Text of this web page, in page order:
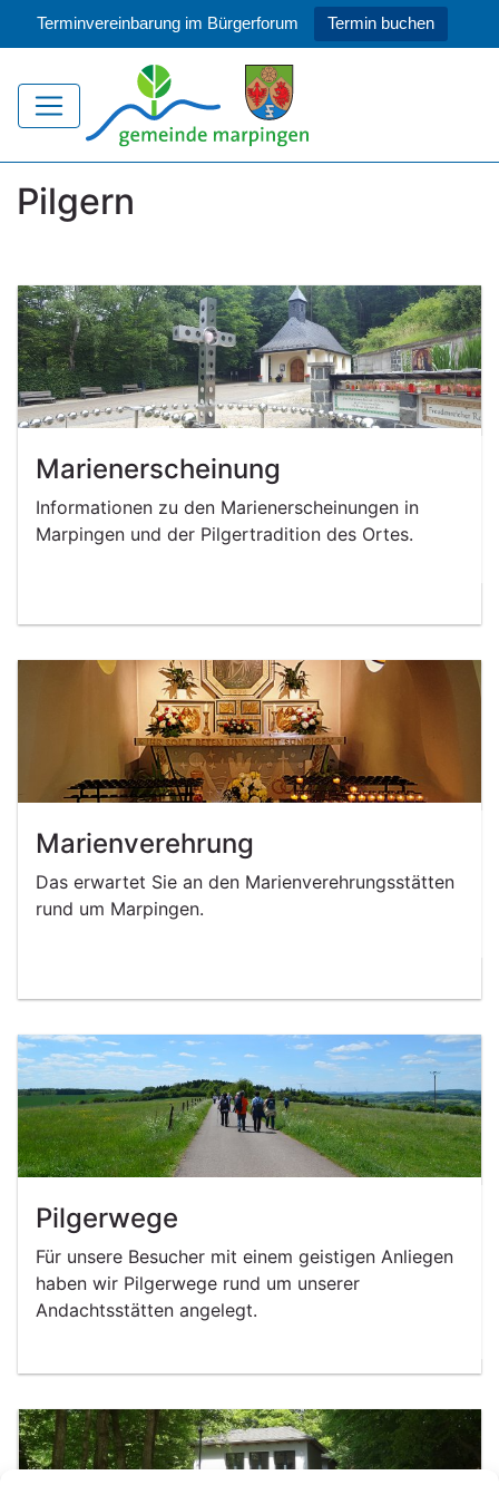
Terminvereinbarung im Bürgerforum Termin buchen
Pilgern
Marienerscheinung
Informationen zu den Marienerscheinungen in
Marpingen und der Pilgertradition des Ortes.
Marienverehrung
Das erwartet Sie an den Marienverehrungsstätten
rund um Marpingen.
Pilgerwege
Für unsere Besucher mit einem geistigen Anliegen
haben wir Pilgerwege rund um unserer
Andachtsstätten angelegt.